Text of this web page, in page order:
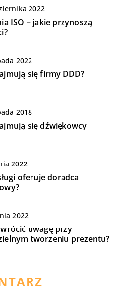
2022
ISO – jakie przynoszą
2022
się firmy DDD?
2018
się dźwiękowcy
2022
oferuje doradca
2022
uwagę przy
tworzeniu prezentu?